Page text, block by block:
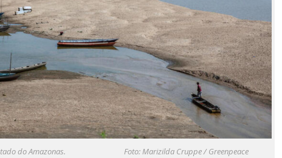
estado do Amazonas. Foto: Marizilda Cruppe / Greenpeace